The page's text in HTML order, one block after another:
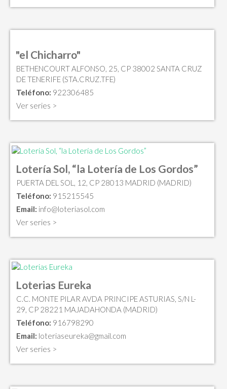
"el Chicharro"
BETHENCOURT ALFONSO, 25, CP 38002 SANTA CRUZ
DE TENERIFE (STA.CRUZ.TFE)
Teléfono: 922306485
Ver series >
Lotería Sol, “la Lotería de Los Gordos”
PUERTA DEL SOL, 12, CP 28013 MADRID (MADRID)
Teléfono: 915215545
Email: info@loteriasol.com
Ver series >
Loterias Eureka
C.C. MONTE PILAR AVDA PRINCIPE ASTURIAS, S/N L-
29, CP 28221 MAJADAHONDA (MADRID)
Teléfono: 916798290
Email: loteriaseureka@gmail.com
Ver series >